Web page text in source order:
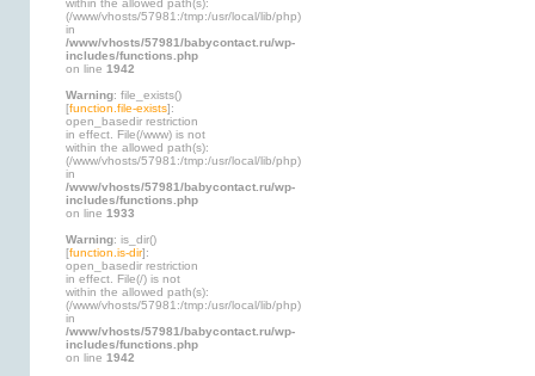
within the allowed path(s):
(/www/vhosts/57981:/tmp:/usr/local/lib/php)
in
/www/vhosts/57981/babycontact.ru/wp-
includes/functions.php
on line 1942
Warning: file_exists()
[function.file-exists]:
open_basedir restriction
in effect. File(/www) is not
within the allowed path(s):
(/www/vhosts/57981:/tmp:/usr/local/lib/php)
in
/www/vhosts/57981/babycontact.ru/wp-
includes/functions.php
on line 1933
Warning: is_dir()
[function.is-dir]:
open_basedir restriction
in effect. File(/) is not
within the allowed path(s):
(/www/vhosts/57981:/tmp:/usr/local/lib/php)
in
/www/vhosts/57981/babycontact.ru/wp-
includes/functions.php
on line 1942